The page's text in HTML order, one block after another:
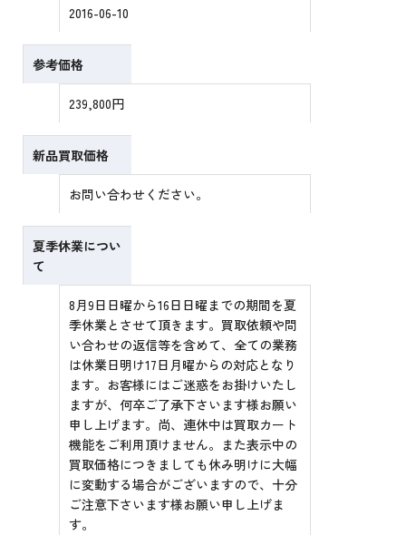
2016-06-10
参考価格
239,800円
新品買取価格
お問い合わせください。
夏季休業につい
て
8月9日日曜から16日日曜までの期間を夏
季休業とさせて頂きます。買取依頼や問
い合わせの返信等を含めて、全ての業務
は休業日明け17日月曜からの対応となり
ます。お客様にはご迷惑をお掛けいたし
ますが、何卒ご了承下さいます様お願い
申し上げます。尚、連休中は買取カート
機能をご利用頂けません。また表示中の
買取価格につきましても休み明けに大幅
に変動する場合がございますので、十分
ご注意下さいます様お願い申し上げま
す。